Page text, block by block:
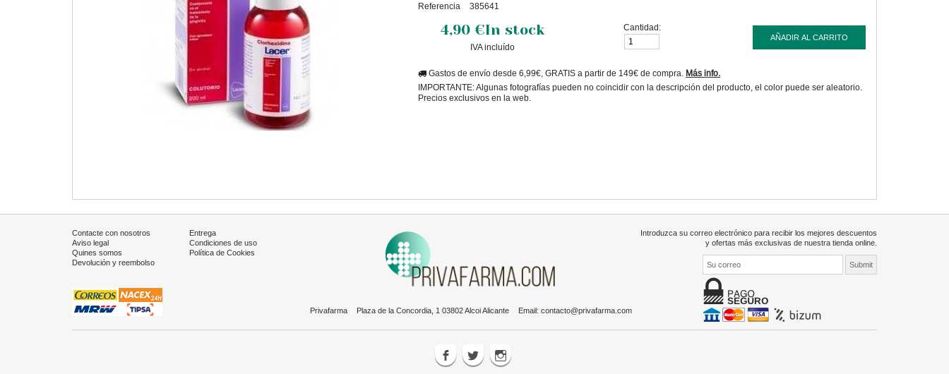
Referencia 385641
4,90 €In stock
IVA incluído
Cantidad:
AÑADIR AL CARRITO
Gastos de envío desde 6,99€, GRATIS a partir de 149€ de compra. Más info.
IMPORTANTE: Algunas fotografías pueden no coincidir con la descripción del producto, el color puede ser aleatorio.
Precios exclusivos en la web.
Contacte con nosotros
Entrega
Aviso legal
Condiciones de uso
Quines somos
Política de Cookies
Devolución y reembolso
Introduzca su correo electrónico para recibir los mejores descuentos
y ofertas más exclusivas de nuestra tienda online.
Privafarma Plaza de la Concordia, 1 03802 Alcoi Alicante Email: contacto@privafarma.com